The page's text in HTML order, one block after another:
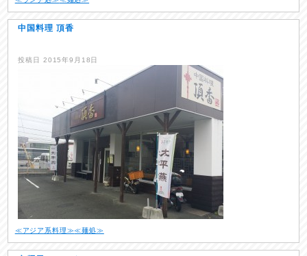
中国料理 頂香
投稿日 2015年9月18日
≪アジア系料理≫≪麺処≫